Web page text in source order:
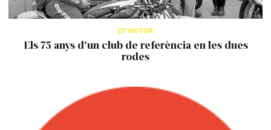
DT MOTOR
Els 75 anys d'un club de referència en les dues
rodes